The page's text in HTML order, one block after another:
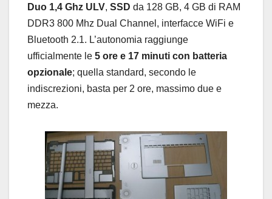
Duo 1,4 Ghz ULV, SSD da 128 GB, 4 GB di RAM
DDR3 800 Mhz Dual Channel, interfacce WiFi e
Bluetooth 2.1. L’autonomia raggiunge
ufficialmente le 5 ore e 17 minuti con batteria
opzionale; quella standard, secondo le
indiscrezioni, basta per 2 ore, massimo due e
mezza.